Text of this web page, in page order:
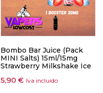
Bombo Bar Juice (Pack
MINI Salts) 15ml/15mg
Strawberry Milkshake Ice
5,90 € Iva incluido